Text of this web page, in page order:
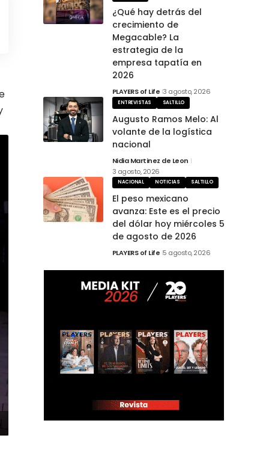
Gabriel Garduño, Elizabeth Bravo, Olaf Alcantara
¿Qué hay detrás del
crecimiento de
Megacable? La
estrategia de la
empresa tapatía en
2026
PLAYERS of Life 3 agosto, 2026
ENTREVISTAS SALTILLO
Augusto Ramos Melo: Al
volante de la logística
nacional
Nidia Martinez de Leon
3 agosto, 2026
NACIONAL NOTICIAS SALTILLO
El peso mexicano
avanza: Este es el precio
del dólar hoy miércoles 5
de agosto de 2026
PLAYERS of Life 5 agosto, 2026